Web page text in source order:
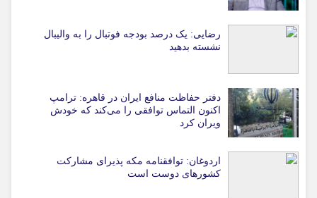
رضایی: یک درصد بودجه فوتبال را به والیبال
نشسته بدهید
دفتر حفاظت منافع ایران در قاهره: ترامپ
اکنون التماس توافقی را می‌کند که خودش
ویران کرد
اردوغان: توافقنامه مکه پذیرای مشارکت
کشورهای دوست است